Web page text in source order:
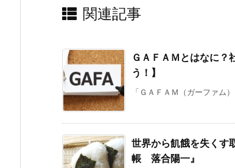
関連記事
ＧＡＦＡＭとはなに？
う！】
「ＧＡＦＡＭ（ガーファム
世界から飢餓を失くす
帳 落合陽一』